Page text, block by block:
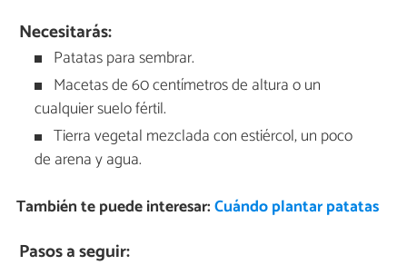
Necesitarás:
Patatas para sembrar.
Macetas de 60 centímetros de altura o un
cualquier suelo fértil.
Tierra vegetal mezclada con estiércol, un poco
de arena y agua.
También te puede interesar:Cuándo plantar patatas
Pasos a seguir: